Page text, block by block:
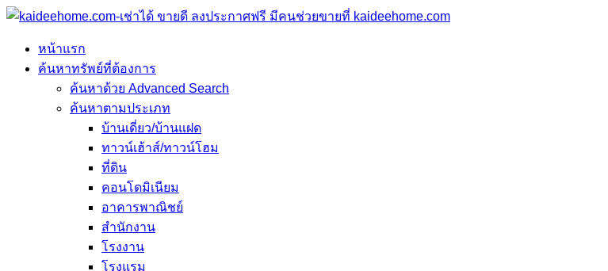
หน้าแรก
ค้นหาทรัพย์ที่ต้องการ
ค้นหาด้วย Advanced Search
ค้นหาตามประเภท
บ้านเดี่ยว/บ้านแฝด
ทาวน์เฮ้าส์/ทาวน์โฮม
ที่ดิน
คอนโดมิเนียม
อาคารพาณิชย์
สำนักงาน
โรงงาน
โรงแรม